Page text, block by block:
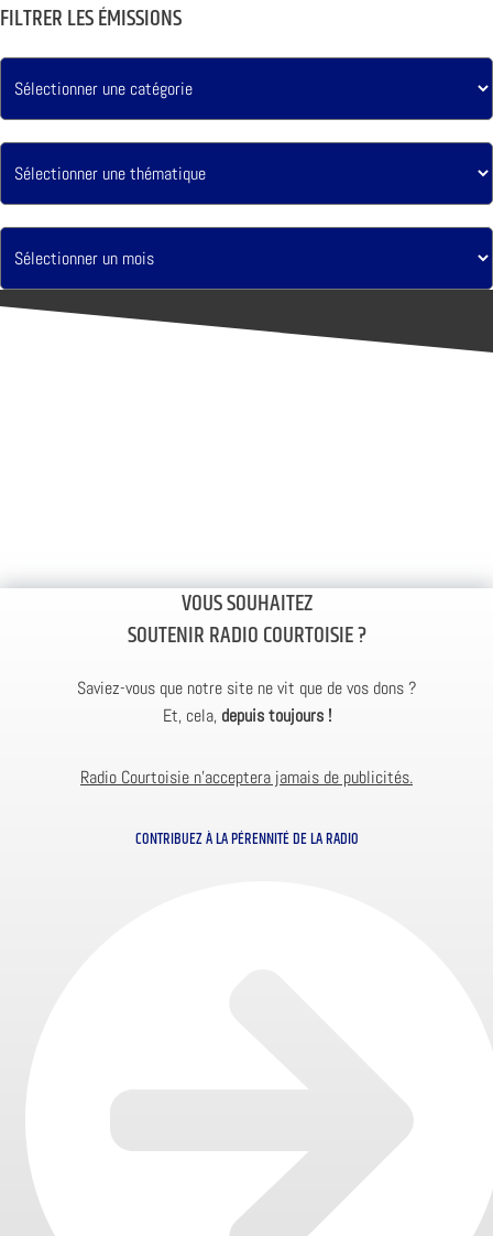
FILTRER LES ÉMISSIONS
VOUS SOUHAITEZ
SOUTENIR RADIO COURTOISIE ?
Saviez-vous que notre site ne vit que de vos dons ?
Et, cela, depuis toujours !
Radio Courtoisie n’acceptera jamais de publicités.
CONTRIBUEZ À LA PÉRENNITÉ DE LA RADIO